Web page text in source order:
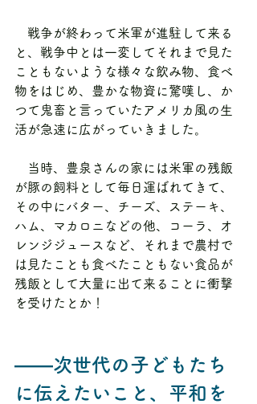
戦争が終わって米軍が進駐して来る
と、戦争中とは一変してそれまで見た
こともないような様々な飲み物、食べ
物をはじめ、豊かな物資に驚嘆し、か
つて鬼畜と言っていたアメリカ風の生
活が急速に広がっていきました。
当時、豊泉さんの家には米軍の残飯
が豚の飼料として毎日運ばれてきて、
その中にバター、チーズ、ステーキ、
ハム、マカロニなどの他、コーラ、オ
レンジジュースなど、それまで農村で
は見たことも食べたこともない食品が
残飯として大量に出て来ることに衝撃
を受けたとか！
――次世代の子どもたち
に伝えたいこと、平和を